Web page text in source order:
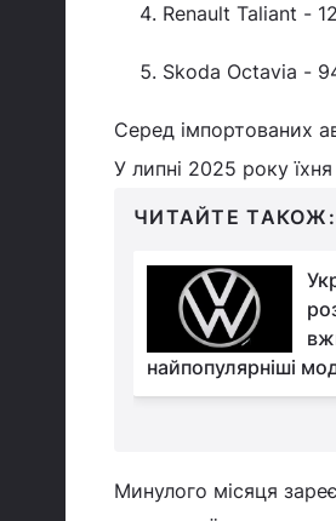
Renault Taliant -
Skoda Octavia -
Серед імпортованих
У липні 2025 року
ЧИТАЙТЕ ТАКОЖ:
найпопулярніші
Минулого місяця